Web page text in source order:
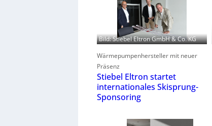
Bild: Stiebel Eltron GmbH & Co. KG
Wärmepumpenhersteller mit neuer
Präsenz
Stiebel Eltron startet
internationales Skisprung-
Sponsoring